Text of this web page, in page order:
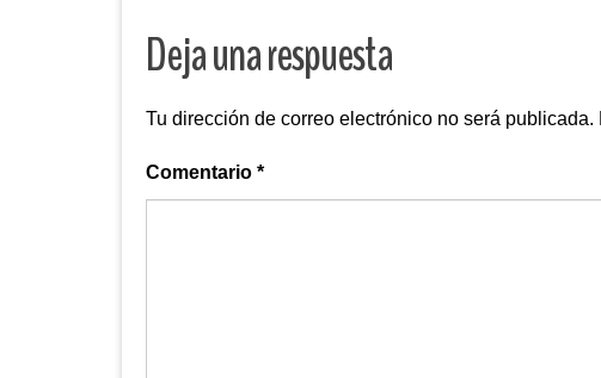
Deja una respuesta
Tu dirección de correo electrónico no será publicada.
Comentario *